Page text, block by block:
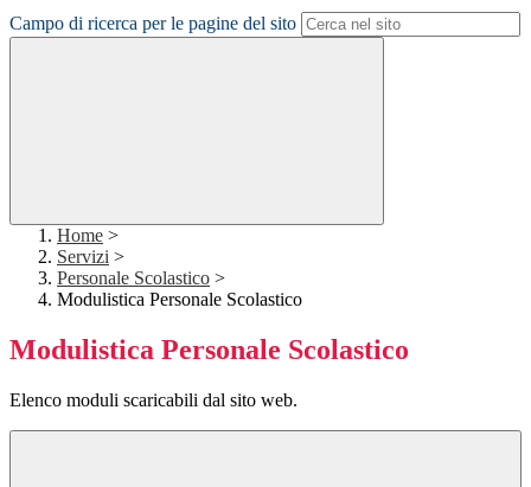
Campo di ricerca per le pagine del sito
Home >
Servizi >
Personale Scolastico >
Modulistica Personale Scolastico
Modulistica Personale Scolastico
Elenco moduli scaricabili dal sito web.